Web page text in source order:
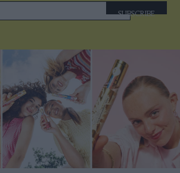
SUBSCRIBE